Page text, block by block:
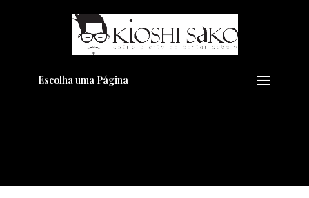
Escolha uma Página
Pensando em transformar seu
Visual??